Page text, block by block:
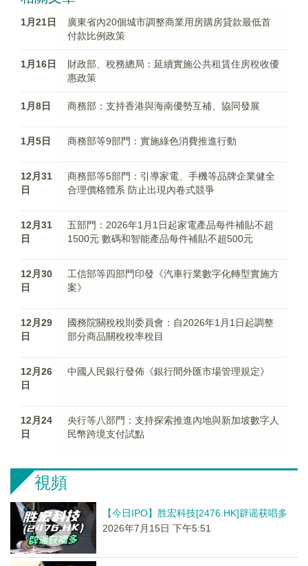
1月21日
廣東省內20個城市調整商業用房購房貸款最低首
付款比例政策
1月16日
財政部、稅務總局：延續實施公共租賃住房稅收優
惠政策
1月8日 商務部：支持香港與海南優勢互補、協同發展
1月5日 商務部等9部門：實施綠色消費推進行動
12月31
日
商務部等5部門：引導家電、手機等品牌企業健全
合理價格體系 防止出現內卷式競爭
12月31
日
五部門：2026年1月1日起家電產品每件補貼不超
1500元 數碼和智能產品每件補貼不超500元
12月30
日
工信部等四部門印發《汽車行業數字化轉型實施方
案》
12月29
日
國務院關稅稅則委員會：自2026年1月1日起調整
部分商品關稅稅率稅目
12月26
日
中國人民銀行發佈《銀行間外匯市場管理規定》
12月24
日
央行等八部門：支持探索推進內地與新加坡數字人
民幣跨境支付試點
視頻
【今日IPO】胜宏科技[2476.HK]辟谣获唱多
2026年7月15日 下午5:51